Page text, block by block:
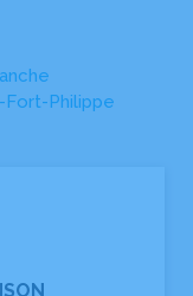
Fort-Philippe